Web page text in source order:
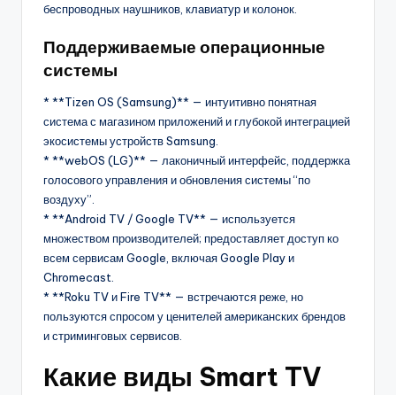
беспроводных наушников, клавиатур и колонок.
Поддерживаемые операционные
системы
* **Tizen OS (Samsung)** — интуитивно понятная
система с магазином приложений и глубокой интеграцией
экосистемы устройств Samsung.
* **webOS (LG)** — лаконичный интерфейс, поддержка
голосового управления и обновления системы “по
воздуху”.
* **Android TV / Google TV** — используется
множеством производителей; предоставляет доступ ко
всем сервисам Google, включая Google Play и
Chromecast.
* **Roku TV и Fire TV** — встречаются реже, но
пользуются спросом у ценителей американских брендов
и стриминговых сервисов.
Какие виды Smart TV